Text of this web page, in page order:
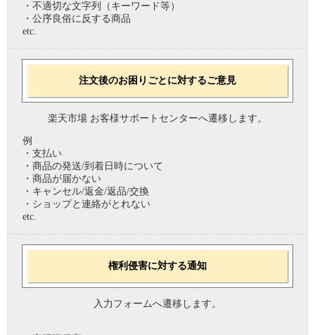
・不適切な文字列（キーワード等）
・公序良俗に反する商品
etc.
注文後のお困りごとに対するご意見
楽天市場 お客様サポートセンターへ遷移します。
例
・支払い
・商品の発送/到着日時について
・商品が届かない
・キャンセル/返金/返品/交換
・ショップと連絡がとれない
etc.
権利侵害に対する通知
入力フォームへ遷移します。